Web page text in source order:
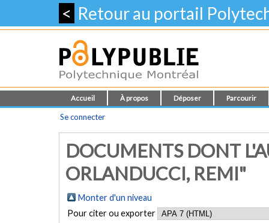
< Retour au portail
Accueil À propos Déposer Parcourir
Se connecter
DOCUMENTS DONT
ORLANDUCCI, REMI"
Monter d'un niveau
Pour citer ou exporter